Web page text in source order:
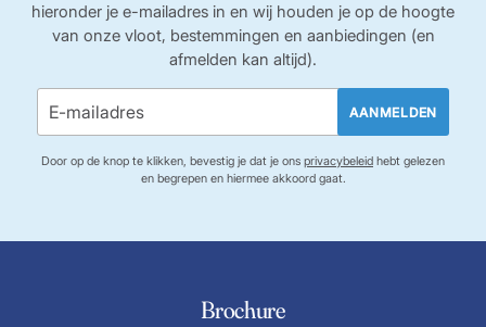
hieronder je e-mailadres in en wij houden je op de hoogte
van onze vloot, bestemmingen en aanbiedingen (en
afmelden kan altijd).
AANMELDEN
Door op de knop te klikken, bevestig je dat je ons privacybeleid hebt gelezen
en begrepen en hiermee akkoord gaat.
Brochure